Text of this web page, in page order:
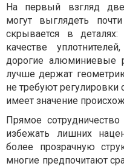
На первый взгляд
могут выглядеть
скрывается в
качестве
дорогие алюминиевые
лучше держат
не требуют регулировки
имеет значение
Прямое
избежать лишних
более прозрачную
многие предпочитают